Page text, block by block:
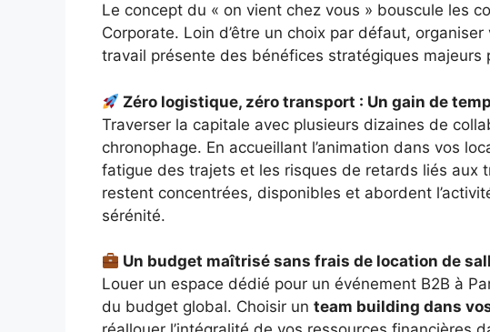
Le concept du « on vient chez vous » bouscule les
Corporate. Loin d’être un choix par défaut,
travail présente des bénéfices stratégiques majeurs
Zéro logistique, zéro transport : Un gain de
Traverser la capitale avec plusieurs dizaines de
chronophage. En accueillant l’animation dans vos
fatigue des trajets et les risques de retards liés aux
restent concentrées, disponibles et abordent
sérénité.
Un budget maîtrisé sans frais de location de
Louer un espace dédié pour un événement B2B à
du budget global. Choisir un team building dans